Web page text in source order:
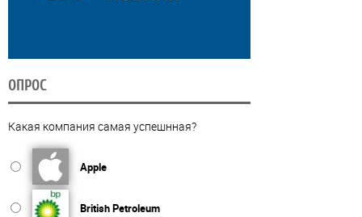
ОПРОС
Какая компания самая успешнная?
Apple
British Petroleum